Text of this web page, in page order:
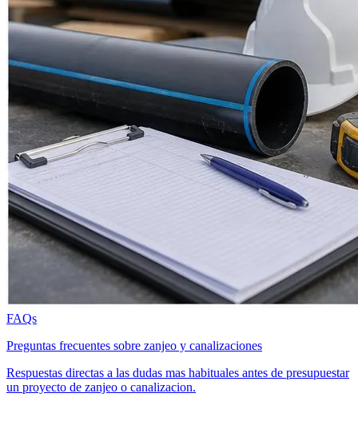
FAQs
Preguntas frecuentes sobre zanjeo y canalizaciones
Respuestas directas a las dudas mas habituales antes de presupuestar
un proyecto de zanjeo o canalizacion.